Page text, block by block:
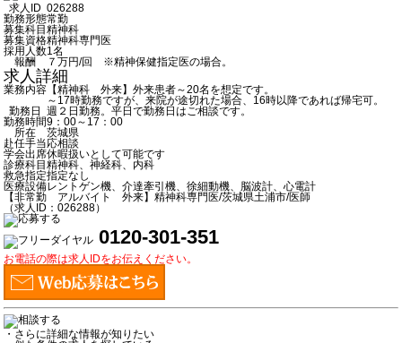
求人ID 026288
勤務形態常勤
募集科目精神科
募集資格精神科専門医
採用人数1名
報酬
７万円/回 ※精神保健指定医の場合。
求人詳細
業務内容 【精神科 外来】外来患者～20名を想定です。
～17時勤務ですが、来院が途切れた場合、16時以降であれば帰宅可。
勤務日
週２日勤務。平日で勤務日はご相談です。
勤務時間9：00～17：00
所在
茨城県
赴任手当応相談
学会出席休暇扱いとして可能です
診療科目精神科、神経科、内科
救急指定指定なし
医療設備レントゲン機、介達牽引機、徐細動機、脳波計、心電計
【非常勤 アルバイト 外来】精神科専門医/茨城県土浦市/医師
（求人ID：026288）
0120-301-351
お電話の際は求人IDをお伝えください。
・さらに詳細な情報が知りたい